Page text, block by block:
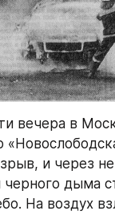
вечера в
и через
дыма
На воздух